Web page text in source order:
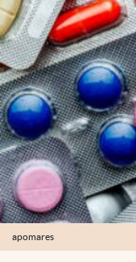
apomares